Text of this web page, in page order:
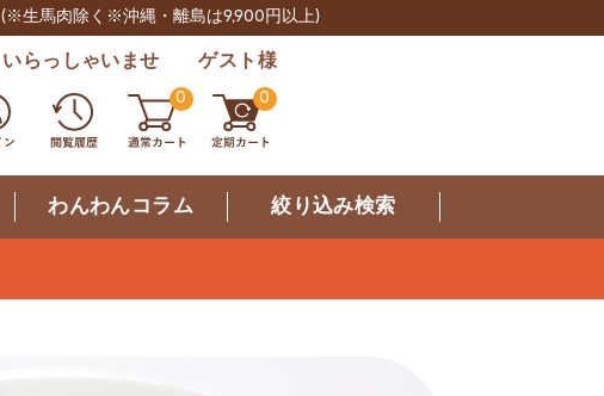
(※生馬肉除く※沖縄・離島は9,900円以上)
いらっしゃいませ ゲスト様
0 0
わんわんコラム 絞り込み検索